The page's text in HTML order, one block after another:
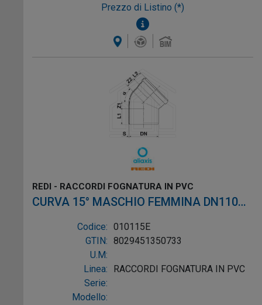
Prezzo di Listino (*)
REDI - RACCORDI FOGNATURA IN PVC
CURVA 15° MASCHIO FEMMINA DN110
CON O-RING SN8 SDR34 PVC ROSSO
Codice: 010115E
GTIN: 8029451350733
U.M:
Linea:
RACCORDI FOGNATURA IN PVC
Serie:
Modello: